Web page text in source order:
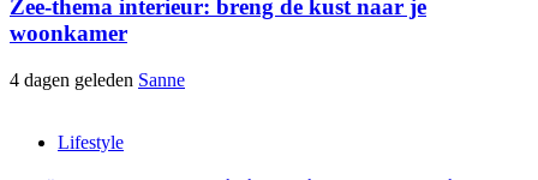
Zee-thema interieur: breng de kust naar je
woonkamer
4 dagen geleden Sanne
Lifestyle